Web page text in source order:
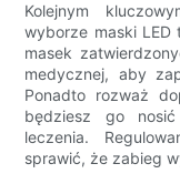
Kolejnym
wyborze maski LED
masek
medycznej, aby
Ponadto rozważ
będziesz go
leczenia.
sprawić, że zabieg